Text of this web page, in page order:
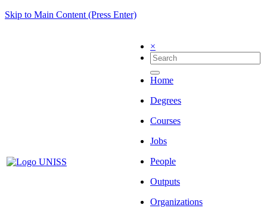
Skip to Main Content (Press Enter)
×
Home
Degrees
Courses
Jobs
People
Outputs
Organizations